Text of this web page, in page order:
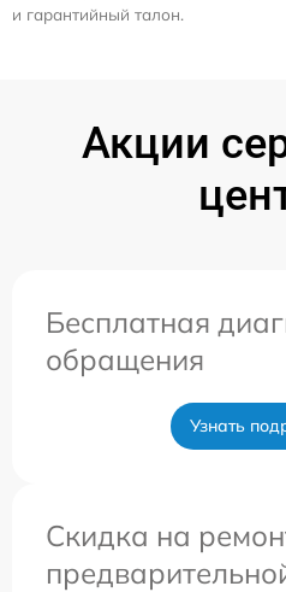
и гарантийный талон.
Акции
Бесплатная
обращения
Узнать
Скидка на